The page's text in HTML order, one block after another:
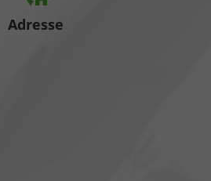
Adresse